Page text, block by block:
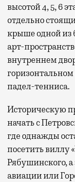
высотой 4, 5, 6
отдельно
крыше одной из
арт-
внутреннем
падел-тенниса.
Историческую
начать с
гдеоднажды
посетить виллу
Рябушинского,
авиации или